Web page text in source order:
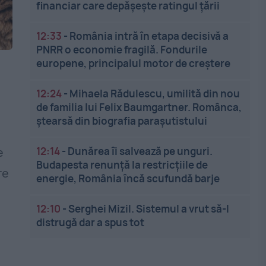
financiar care depășește ratingul țării
12:33 - România intră în etapa decisivă a
PNRR o economie fragilă. Fondurile
europene, principalul motor de creștere
12:24- Mihaela Rădulescu, umilită din nou
de familia lui Felix Baumgartner. Românca,
ștearsă din biografia parașutistului
12:14- Dunărea îi salvează pe unguri.
Budapesta renunță la restricțiile de
energie, România încă scufundă barje
12:10 - Serghei Mizil. Sistemul a vrut să-l
distrugă dar a spus tot